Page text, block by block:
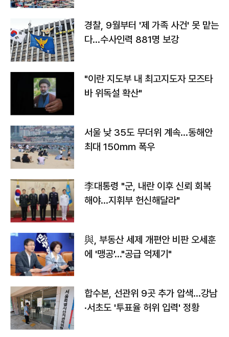
경찰, 9월부터 '제 가족 사건' 못 맡는
다…수사인력 881명 보강
"이란 지도부 내 최고지도자 모즈타
바 위독설 확산"
서울 낮 35도 무더위 계속…동해안
최대 150㎜ 폭우
李대통령 "군, 내란 이후 신뢰 회복
해야…지휘부 헌신해달라"
與, 부동산 세제 개편안 비판 오세훈
에 '맹공'…"공급 억제기"
합수본, 선관위 9곳 추가 압색…강남
·서초도 '투표율 허위 입력' 정황